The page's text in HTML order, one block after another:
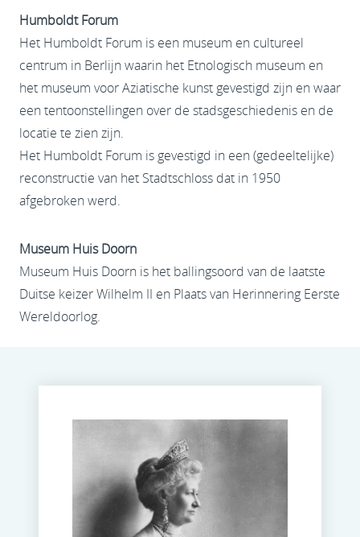
Humboldt Forum
Het Humboldt Forum is een museum en cultureel
centrum in Berlijn waarin het Etnologisch museum en
het museum voor Aziatische kunst gevestigd zijn en waar
een tentoonstellingen over de stadsgeschiedenis en de
locatie te zien zijn.
Het Humboldt Forum is gevestigd in een (gedeeltelijke)
reconstructie van het Stadtschloss dat in 1950
afgebroken werd.
Museum Huis Doorn
Museum Huis Doorn is het ballingsoord van de laatste
Duitse keizer Wilhelm II en Plaats van Herinnering Eerste
Wereldoorlog.